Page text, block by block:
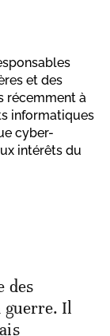
et des
récemment à
informatiques
cyber-
intérêts du
des
guerre. Il